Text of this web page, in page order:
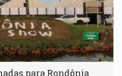
para Rondônia